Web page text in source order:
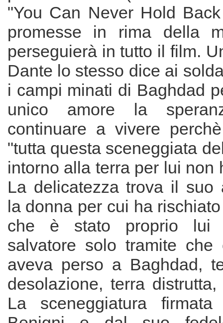
"You Can Never Hold
promesse in rima della
perseguierà in tutto il film.
Dante lo stesso dice ai
i campi minati di Baghdad
unico amore la
continuare a vivere
"tutta questa sceneggiata
intorno alla terra per lui non
La delicatezza trova il suo
la donna per cui ha
che è stato proprio lui
salvatore solo tramite che
aveva perso a Baghdad,
desolazione, terra
La sceneggiatura